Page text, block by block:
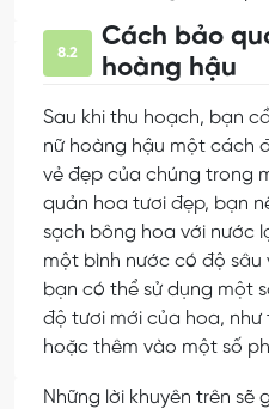
8.2
Cách bảo
hoàng hậu
Sau khi thu hoạch, bạn
nữ hoàng hậu một cách
vẻ đẹp của chúng trong
quản hoa tươi đẹp, bạn
sạch bông hoa với nước
một bình nước có độ sâu
bạn có thể sử dụng một
độ tươi mới của hoa, như
hoặc thêm vào một số
Những lời khuyên trên sẽ